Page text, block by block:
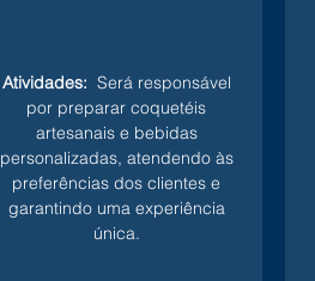
Atividades: Será responsável
por preparar coquetéis
artesanais e bebidas
personalizadas, atendendo às
preferências dos clientes e
garantindo uma experiência
única.